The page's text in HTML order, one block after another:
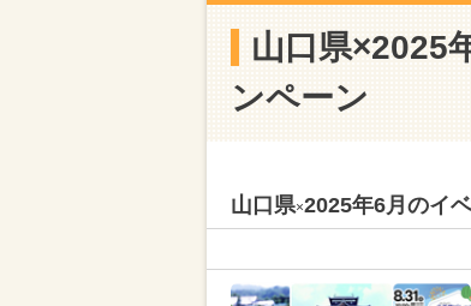
山口県×2025
ンペーン
山口県×2025年6月のイ